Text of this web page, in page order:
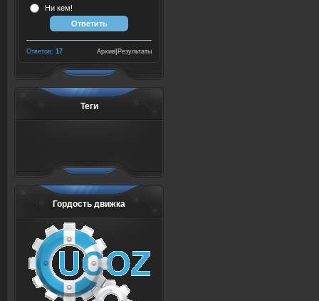
Ни кем!
Ответов: 17 Результаты
Архив
Теги
Гордость движка